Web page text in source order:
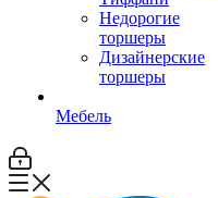
Недорогие
торшеры
Дизайнерские
торшеры
Мебель